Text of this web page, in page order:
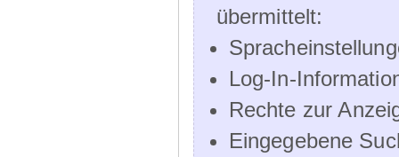
übermittelt:
Log-In-
Rechte zur
Eingegebene